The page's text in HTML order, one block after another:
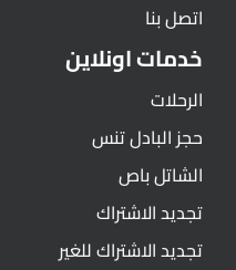
اتصل بنا
خدمات اونلاين
الرحلات
حجز البادل تنس
الشاتل باص
تجديد الاشتراك
تجديد الاشتراك للغير